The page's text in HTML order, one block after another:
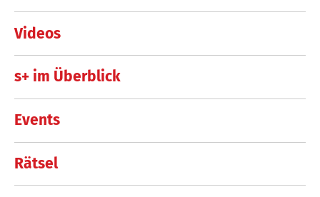
Videos
s+ im Überblick
Events
Rätsel